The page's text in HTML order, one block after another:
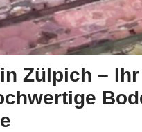
Zülpich – Ihr